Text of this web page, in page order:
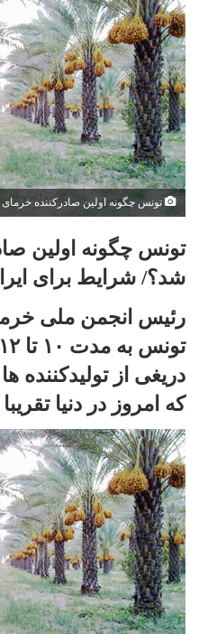
تونس چگونه اولین صادرکننده
تونس چگونه اولین
شد؟/ شرایط برای
رئیس انجمن ملی
دریغی از تولیدکننده
که امروز در دنیا